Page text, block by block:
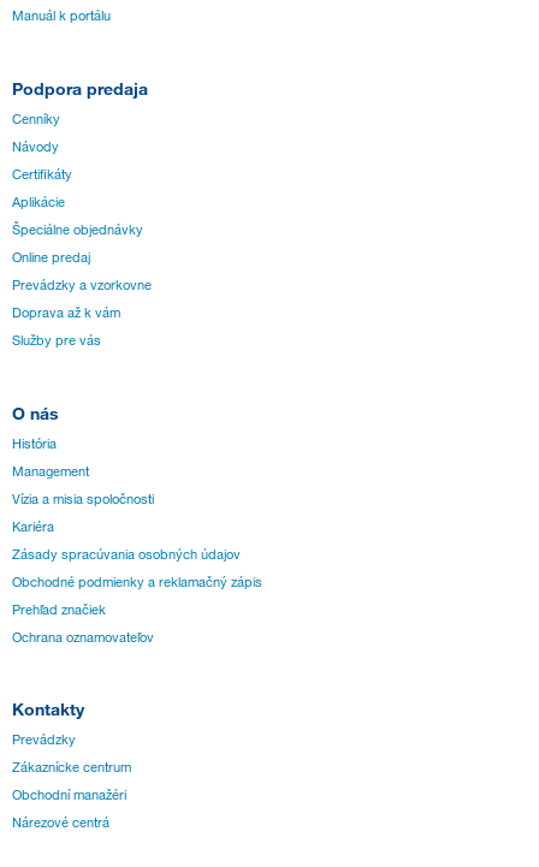
Manuál k portálu
Podpora predaja
Cenníky
Návody
Certifikáty
Aplikácie
Špeciálne objednávky
Online predaj
Prevádzky a vzorkovne
Doprava až k vám
Služby pre vás
O nás
História
Management
Vízia a misia spoločnosti
Kariéra
Zásady spracúvania osobných údajov
Obchodné podmienky a reklamačný zápis
Prehľad značiek
Ochrana oznamovateľov
Kontakty
Prevádzky
Zákaznícke centrum
Obchodní manažéri
Nárezové centrá